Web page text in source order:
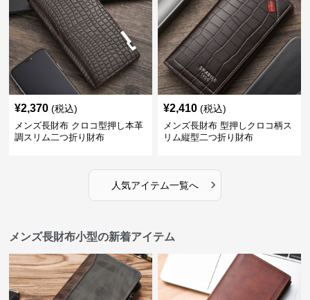
¥2,370 (税込)
メンズ長財布 クロコ型押し本革
調スリム二つ折り財布
¥2,410 (税込)
メンズ長財布 型押しクロコ柄ス
リム縦型二つ折り財布
人気アイテム一覧へ ›
メンズ長財布小型の新着アイテム